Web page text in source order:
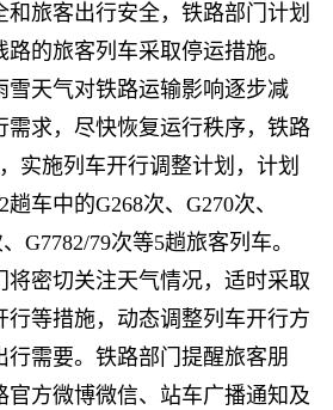
旅客出行安全，铁路部门计划
的旅客列车采取停运措施。
雪天气对铁路运输影响逐步减
需求，尽快恢复运行秩序，铁路
实施列车开行调整计划，计划
车中的G268次、G270次、
G7782/79次等5趟旅客列车。
将密切关注天气情况，适时采取
行等措施，动态调整列车开行方
行需要。铁路部门提醒旅客朋
官方微博微信、站车广播通知及